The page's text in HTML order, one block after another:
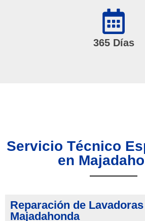
365 Días
Servicio Técnico
en
Reparación de
Majadahonda